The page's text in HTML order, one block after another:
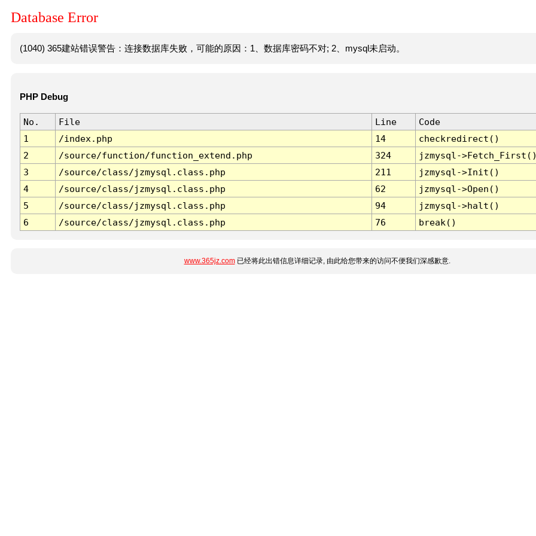
Database Error
(1040) 365建站错误警告：连接数据库失败，可能的原因：1、数据库密码不对; 2、mysql未启动。
PHP Debug
No. File Line
Code
1
/index.php 14
checkredirect()
2
/source/function/function_extend.php 324
jzmysql-
3
/source/class/jzmysql.class.php 211
jzmysql->Init()
4
/source/class/jzmysql.class.php 62
jzmysql->Open()
5
/source/class/jzmysql.class.php 94
jzmysql->halt()
6
/source/class/jzmysql.class.php 76 break()
www.365jz.com已经将此出错信息详细记录, 由此给您带来的访问不便我们深感歉意.